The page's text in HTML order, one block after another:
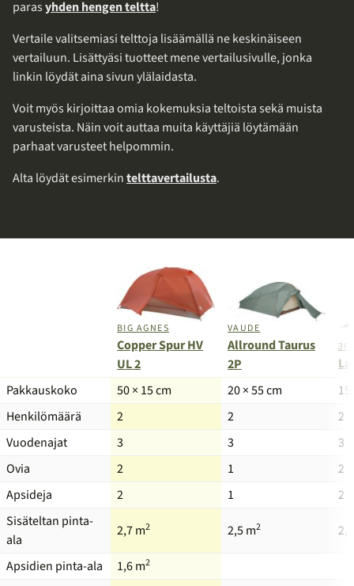
parasyhden hengen teltta!
Vertaile valitsemiasi telttoja lisäämällä ne keskinäiseen
vertailuun. Lisättyäsi tuotteet mene vertailusivulle, jonka
linkin löydät aina sivun ylälaidasta.
Voit myös kirjoittaa omia kokemuksia teltoista sekä muista
varusteista. Näin voit auttaa muita käyttäjiä löytämään
parhaat varusteet helpommin.
Alta löydät esimerkintelttavertailusta.
Tuote
BIG AGNES
Copper Spur HV
UL 2
VAUDE
Allround Taurus
2P
3F
Pakkauskoko
50 × 15 cm 20 × 55 cm
Henkilömäärä
2 2
2
Vuodenajat
3 3
3
Ovia
2 1
2
Apsideja
2 1
2
Sisäteltan pinta-
ala
2,7 m2 2,5 m2
Apsidien pinta-ala 1,6 m2